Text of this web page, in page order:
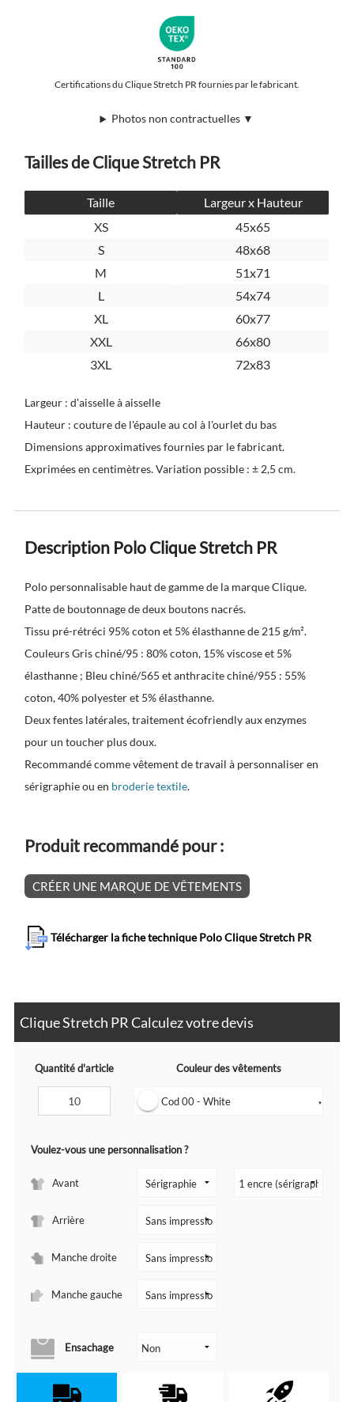
Certifications du Clique Stretch PR fournies par le fabricant.
Photos non contractuelles ▼
Tailles de Clique Stretch PR
Taille
Largeur x Hauteur
XS
45x65
S
48x68
M
51x71
L
54x74
XL
60x77
XXL
66x80
3XL
72x83
Largeur : d'aisselle à aisselle
Hauteur : couture de l'épaule au col à l'ourlet du bas
Dimensions approximatives fournies par le fabricant.
Exprimées en centimètres. Variation possible : ± 2,5 cm.
Description Polo Clique Stretch PR
Polo personnalisable haut de gamme de la marque Clique.
Patte de boutonnage de deux boutons nacrés.
Tissu pré-rétréci 95% coton et 5% élasthanne de 215 g/m².
Couleurs Gris chiné/95 : 80% coton, 15% viscose et 5%
élasthanne ; Bleu chiné/565 et anthracite chiné/955 : 55%
coton, 40% polyester et 5% élasthanne.
Deux fentes latérales, traitement écofriendly aux enzymes
pour un toucher plus doux.
Recommandé comme vêtement de travail à personnaliser en
sérigraphie ou en broderie textile.
Produit recommandé pour :
CRÉER UNE MARQUE DE VÊTEMENTS
Télécharger la fiche technique Polo Clique Stretch PR
Clique Stretch PR Calculez votre devis
Quantité d'article Couleur des vêtements
Cod 00 - White ▼
Voulez-vous une personnalisation ?
Avant
Arrière
Manche droite
Manche gauche
Ensachage